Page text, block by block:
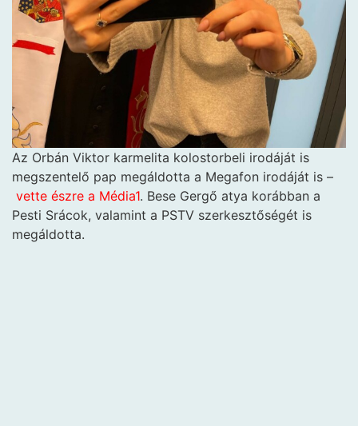
Az Orbán Viktor karmelita kolostorbeli irodáját is
megszentelő pap megáldotta a Megafon irodáját is –
vette észre a Média1. Bese Gergő atya korábban a
Pesti Srácok, valamint a PSTV szerkesztőségét is
megáldotta.